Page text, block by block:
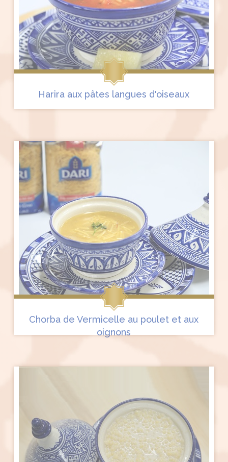
Harira aux pâtes langues d'oiseaux
Chorba de Vermicelle au poulet et aux
oignons